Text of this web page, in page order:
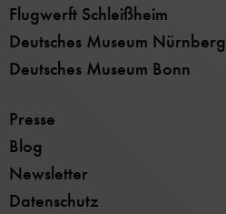
Flugwerft Schleißheim
Deutsches Museum Nürnberg
Deutsches Museum Bonn
Presse
Blog
Newsletter
Datenschutz